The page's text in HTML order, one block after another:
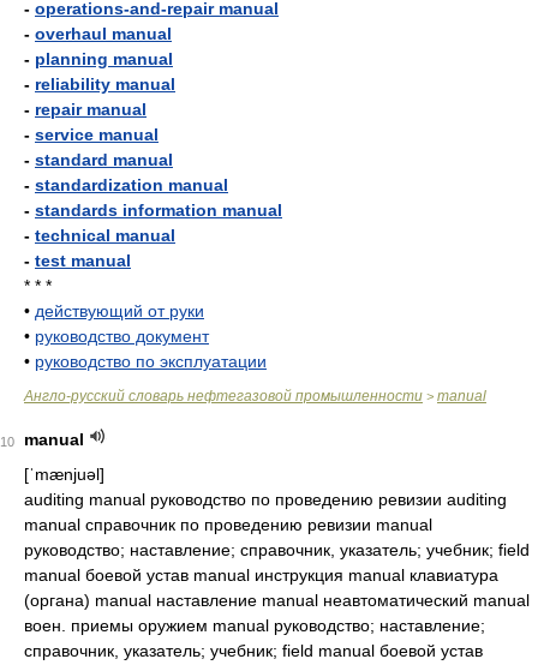
- operations-and-repair manual
- overhaul manual
- planning manual
- reliability manual
- repair manual
- service manual
- standard manual
- standardization manual
- standards information manual
- technical manual
- test manual
* * *
• действующий от руки
• руководство документ
• руководство по эксплуатации
Англо-русский словарь нефтегазовой промышленности > manual
10
manual
[ˈmænjuəl]
auditing manual руководство по проведению ревизии auditing
manual справочник по проведению ревизии manual
руководство; наставление; справочник, указатель; учебник; field
manual боевой устав manual инструкция manual клавиатура
(органа) manual наставление manual неавтоматический manual
воен. приемы оружием manual руководство; наставление;
справочник, указатель; учебник; field manual боевой устав